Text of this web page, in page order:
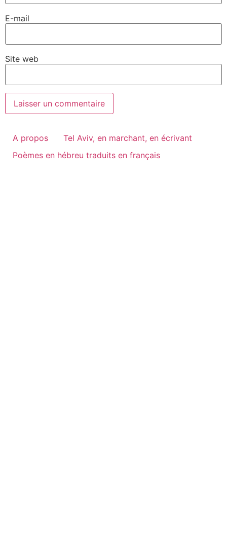
E-mail
Site web
A propos
Tel Aviv, en marchant, en écrivant
Poèmes en hébreu traduits en français